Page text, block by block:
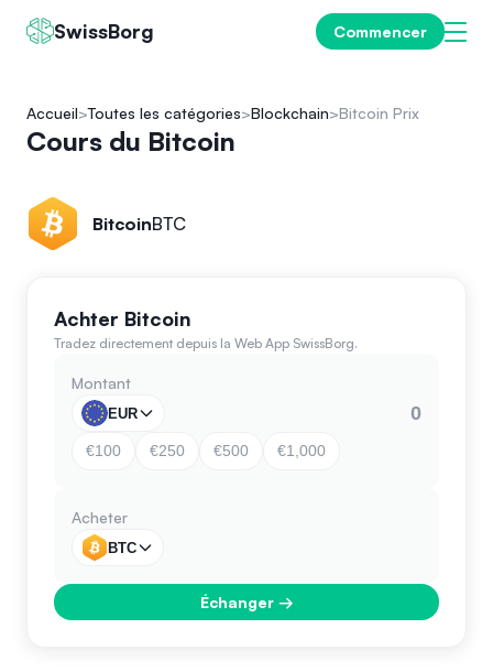
SwissBorg Commencer
Accueil Toutes les catégories Blockchain Bitcoin Prix
Cours du Bitcoin
BitcoinBTC
Achter Bitcoin
Tradez directement depuis la Web App SwissBorg.
Montant
EUR
€100 €250 €500 €1,000
Acheter
BTC
Échanger→